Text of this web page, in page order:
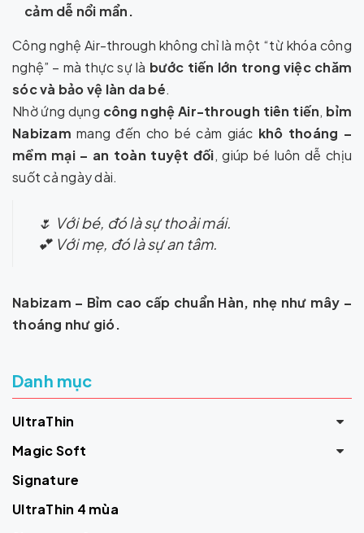
cảm dễ nổi mẩn.
Công nghệ Air-through không chỉ là một “từ khóa công
nghệ” – mà thực sự là bước tiến lớn trong việc chăm
sóc và bảo vệ làn da bé.
Nhờ ứng dụng công nghệ Air-through tiên tiến, bỉm
Nabizam mang đến cho bé cảm giác khô thoáng –
mềm mại – an toàn tuyệt đối, giúp bé luôn dễ chịu
suốt cả ngày dài.
🌷 Với bé, đó là sự thoải mái.
💕 Với mẹ, đó là sự an tâm.
Nabizam – Bỉm cao cấp chuẩn Hàn, nhẹ như mây –
thoáng như gió.
Danh mục
UltraThin
Magic Soft
Signature
UltraThin 4 mùa